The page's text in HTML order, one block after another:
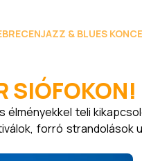
JAZZ & BLUES
SIÓFOKON!
élményekkel teli
forró strandolások